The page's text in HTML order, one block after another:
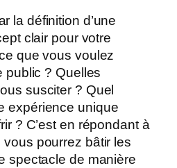
la définition d’une
clair pour votre
que vous voulez
public ? Quelles
susciter ? Quel
expérience unique
? C’est en répondant à
pourrez bâtir les
spectacle de manière